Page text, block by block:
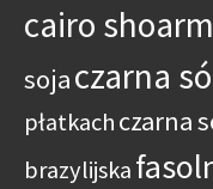
cairo
sojaczarna
płatkachczarna
brazylijska